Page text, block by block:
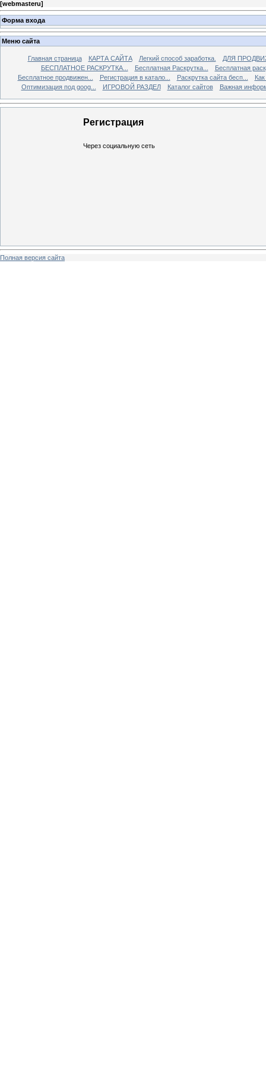
[webmasteru]
Форма входа
Меню сайта
Главная страница КАРТА САЙТА Легкий способ заработка.
ДЛЯ
БЕСПЛАТНОЕ РАСКРУТКА...
Бесплатная Раскрутка...
Бесплатная
Бесплатное продвижен...
Регистрация в катало... Раскрутка сайта бесп...
Оптимизация под goog...
ИГРОВОЙ РАЗДЕЛ Каталог сайтов Важная
Регистрация
Через социальную сеть
Полная версия сайта